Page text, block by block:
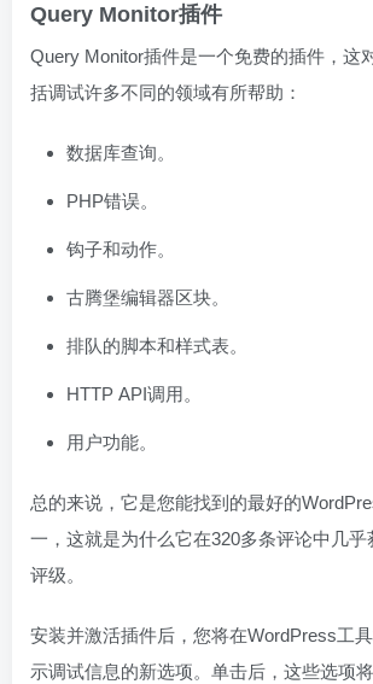
Query Monitor插件
Query Monitor插件是一个免费的插件，这
括调试许多不同的领域有所帮助：
数据库查询。
PHP错误。
钩子和动作。
古腾堡编辑器区块。
排队的脚本和样式表。
HTTP API调用。
用户功能。
总的来说，它是您能找到的最好的
一，这就是为什么它在320多条评论中几乎
评级。
安装并激活插件后，您将在WordPress工
示调试信息的新选项。单击后，这些选项